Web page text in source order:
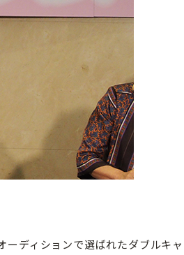
ディションで選ばれたダブルキャ